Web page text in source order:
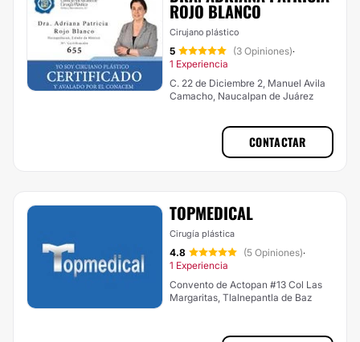
ROJO BLANCO
Cirujano plástico
5 (3 Opiniones)·
1 Experiencia
C. 22 de Diciembre 2, Manuel Avila
Camacho, Naucalpan de Juárez
CONTACTAR
TOPMEDICAL
Cirugía plástica
4.8 (5 Opiniones)·
1 Experiencia
Convento de Actopan #13 Col Las
Margaritas, Tlalnepantla de Baz